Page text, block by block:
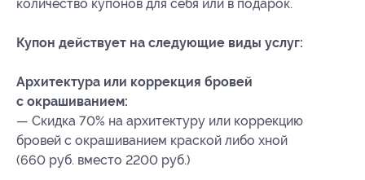
количество купонов для себя или в подарок.
Купон действует на следующие виды услуг:
Архитектура или коррекция бровей
с окрашиванием:
— Скидка 70% на архитектуру или коррекцию
бровей с окрашиванием краской либо хной
(660 руб. вместо 2200 руб.)